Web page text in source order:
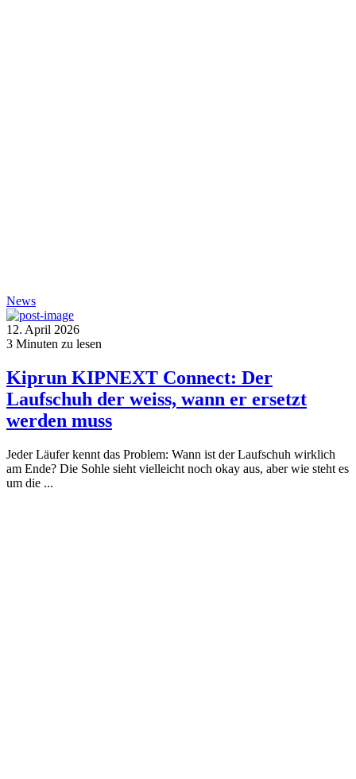
News
12. April 2026
3 Minuten zu lesen
Kiprun KIPNEXT Connect: Der
Laufschuh der weiss, wann er ersetzt
werden muss
Jeder Läufer kennt das Problem: Wann ist der Laufschuh wirklich
am Ende? Die Sohle sieht vielleicht noch okay aus, aber wie steht es
um die ...